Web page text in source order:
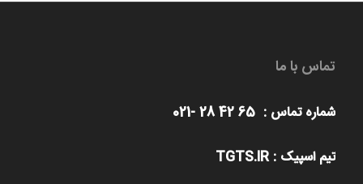
تماس با ما
شماره تماس : 65 42 28 -021
تیم اسپیک : TGTS.IR